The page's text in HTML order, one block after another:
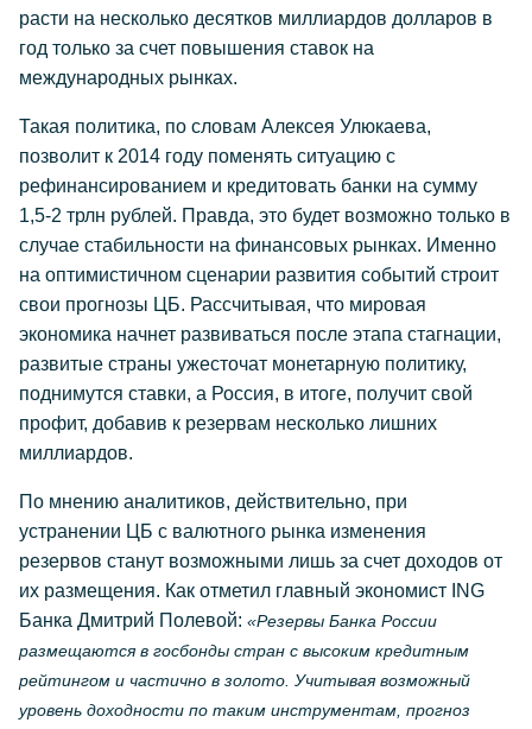
расти на несколько десятков миллиардов долларов в
год только за счет повышения ставок на
международных рынках.
Такая политика, по словам Алексея Улюкаева,
позволит к 2014 году поменять ситуацию с
рефинансированием и кредитовать банки на сумму
1,5-2 трлн рублей. Правда, это будет возможно только в
случае стабильности на финансовых рынках. Именно
на оптимистичном сценарии развития событий строит
свои прогнозы ЦБ. Рассчитывая, что мировая
экономика начнет развиваться после этапа стагнации,
развитые страны ужесточат монетарную политику,
поднимутся ставки, а Россия, в итоге, получит свой
профит, добавив к резервам несколько лишних
миллиардов.
По мнению аналитиков, действительно, при
устранении ЦБ с валютного рынка изменения
резервов станут возможными лишь за счет доходов от
их размещения. Как отметил главный экономист ING
Банка Дмитрий Полевой: «Резервы Банка России
размещаются в госбонды стран с высоким кредитным
рейтингом и частично в золото. Учитывая возможный
уровень доходности по таким инструментам, прогноз